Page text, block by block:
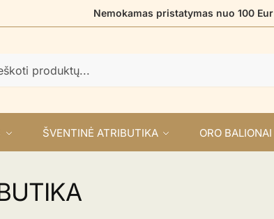
Nemokamas pristatymas nuo 100 Eur
ŠVENTINĖ ATRIBUTIKA ORO BALIONAI